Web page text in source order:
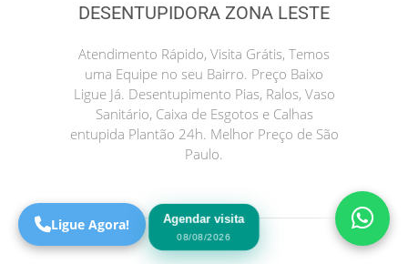
DESENTUPIDORA ZONA LESTE
Atendimento Rápido, Visita Grátis, Temos
uma Equipe no seu Bairro. Preço Baixo
Ligue Já. Desentupimento Pias, Ralos, Vaso
Sanitário, Caixa de Esgotos e Calhas
entupida Plantão 24h. Melhor Preço de São
Paulo.
Agendar visita
08/08/2026
Precisa de Ajuda?
Online
São Paulo! Precisa de
ajuda?
Ligue Agora!